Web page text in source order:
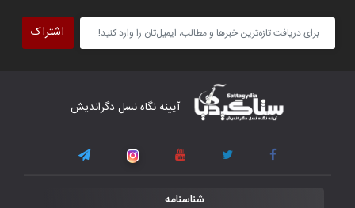
اشتراک
آیینه نگاه نسل دگراندیش
شناسنامه